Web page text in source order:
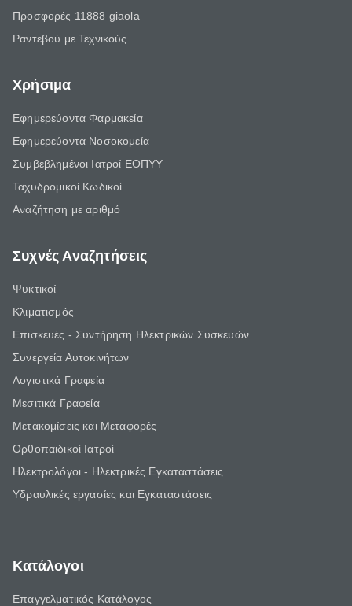
Προσφορές 11888 giaola
Ραντεβού με Τεχνικούς
Χρήσιμα
Εφημερεύοντα Φαρμακεία
Εφημερεύοντα Νοσοκομεία
Συμβεβλημένοι Ιατροί ΕΟΠΥΥ
Ταχυδρομικοί Κωδικοί
Αναζήτηση με αριθμό
Συχνές Αναζητήσεις
Ψυκτικοί
Κλιματισμός
Επισκευές - Συντήρηση Ηλεκτρικών Συσκευών
Συνεργεία Αυτοκινήτων
Λογιστικά Γραφεία
Μεσιτικά Γραφεία
Μετακομίσεις και Μεταφορές
Ορθοπαιδικοί Ιατροί
Ηλεκτρολόγοι - Ηλεκτρικές Εγκαταστάσεις
Υδραυλικές εργασίες και Εγκαταστάσεις
Κατάλογοι
Επαγγελματικός Κατάλογος